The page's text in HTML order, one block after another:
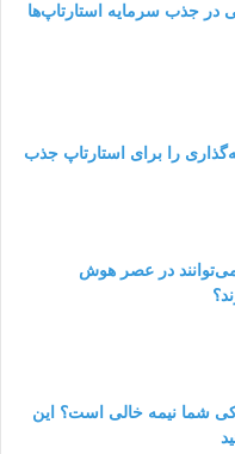
بسیار مناسب هستند.
را تشویق به
این صفحات به دلیل
و احتمال حواس‌پرتی
Long-form
ویژه استفاده
بالا ارائه می‌کنید
ویژه، بسته‌های
جذب سرمایه استارتاپ‌ها
را برای استارتاپ جذب
در عصر هوش
شما نیمه‌ خالی است؟ این